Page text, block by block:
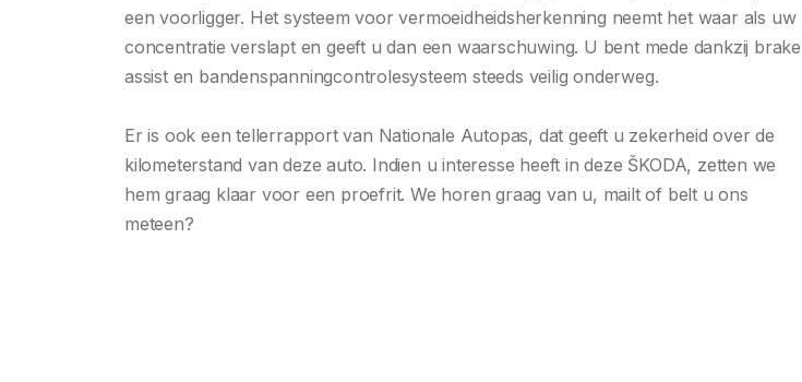
een voorligger. Het systeem voor vermoeidheidsherkenning neemt het waar als uw
concentratie verslapt en geeft u dan een waarschuwing. U bent mede dankzij brake
assist en bandenspanningcontrolesysteem steeds veilig onderweg.
Er is ook een tellerrapport van Nationale Autopas, dat geeft u zekerheid over de
kilometerstand van deze auto. Indien u interesse heeft in deze ŠKODA, zetten we
hem graag klaar voor een proefrit. We horen graag van u, mailt of belt u ons
meteen?